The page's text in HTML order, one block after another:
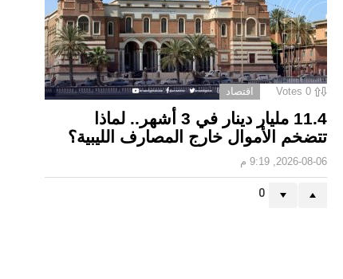
0
Votes اقتصاد
11.4 مليار دينار في 3 أشهر.. لماذا
تتضخم الأموال خارج المصارف الليبية؟
2026-08-06, 9:19 م
0